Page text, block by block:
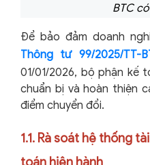
BTC
Để bảo đảm doanh
Thông tư 99/2025/TT-
01/01/2026, bộ phận kế
chuẩn bị và hoàn thiện
điểm chuyển đổi.
1.1. Rà soát hệ thống